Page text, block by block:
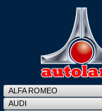
ALFA ROMEO
AUDI